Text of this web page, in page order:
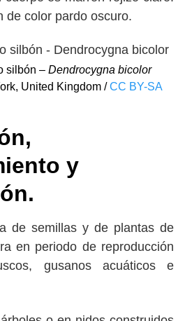
de color pardo oscuro.
silbón – Dendrocygna bicolor
United Kingdom /CC BY-SA
y
de semillas y de plantas de
en periodo de reproducción
gusanos acuáticos e